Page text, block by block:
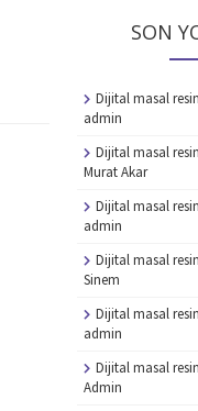
SON
Dijital masal
admin
Dijital masal
Murat Akar
Dijital masal
admin
Dijital masal
Sinem
Dijital masal
admin
Dijital masal
Admin